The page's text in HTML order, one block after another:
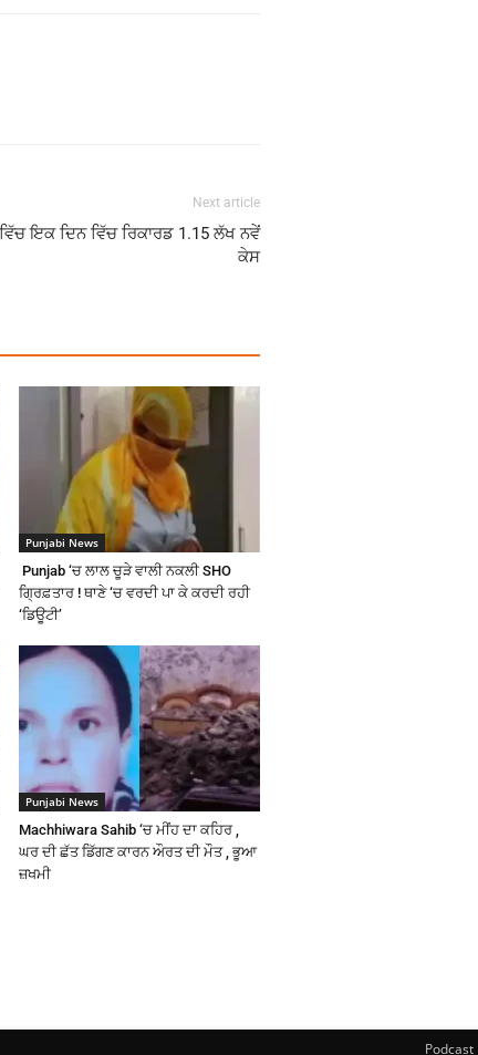
Next article
ਇਕ ਦਿਨ ਵਿੱਚ ਰਿਕਾਰਡ 1.15 ਲੱਖ ਨਵੇਂ
ਕੇਸ
Punjabi News
Punjab ‘ਚ ਲਾਲ ਚੂੜੇ ਵਾਲੀ ਨਕਲੀ SHO
ਗ੍ਰਿਫ਼ਤਾਰ ! ਥਾਣੇ ‘ਚ ਵਰਦੀ ਪਾ ਕੇ ਕਰਦੀ ਰਹੀ
‘ਡਿਊਟੀ’
Punjabi News
Machhiwara Sahib ‘ਚ ਮੀਂਹ ਦਾ ਕਹਿਰ ,
ਘਰ ਦੀ ਛੱਤ ਡਿੱਗਣ ਕਾਰਨ ਔਰਤ ਦੀ ਮੌਤ , ਭੂਆ
ਜ਼ਖਮੀ
Podcast